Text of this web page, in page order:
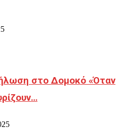
στο Δομοκό «Όταν